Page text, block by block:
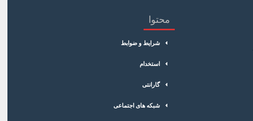
محتوا
شرایط و ضوابط
استخدام
گارانتی
شبکه های اجتماعی